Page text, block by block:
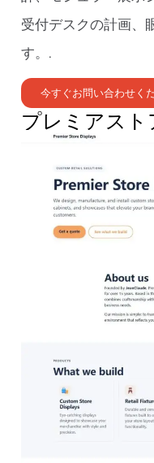
受付デスクの計画、
す。.
今すぐお問い合わせく
プレミアス